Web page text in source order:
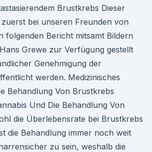
Brustkrebs Dieser
bei unseren Freunden von
folgenden Bericht mitsamt Bildern
Grewe zur Verfügung gestellt
Genehmigung der
werden. Medizinisches
Behandlung Von Brustkrebs
Und Die Behandlung Von
die Überlebensrate bei Brustkrebs
die Behandlung immer noch weit
zu sein, weshalb die